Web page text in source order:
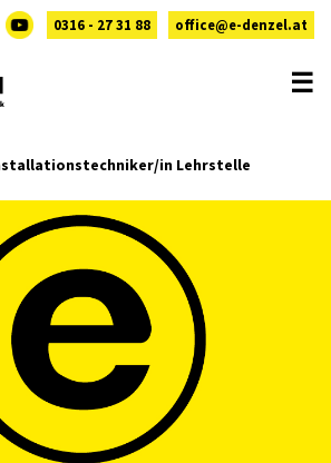
0316 - 27 31 88 office@e-denzel.at
☰
in Lehrstelle